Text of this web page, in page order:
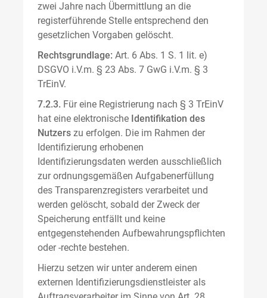
zwei Jahre nach Übermittlung an die
registerführende Stelle entsprechend den
gesetzlichen Vorgaben gelöscht.
Rechtsgrundlage: Art. 6 Abs. 1 S. 1 lit. e)
DSGVO i.V.m. § 23 Abs. 7 GwG i.V.m. § 3
TrEinV.
7.2.3. Für eine Registrierung nach § 3 TrEinV
hat eine elektronische Identifikation des
Nutzers zu erfolgen. Die im Rahmen der
Identifizierung erhobenen
Identifizierungsdaten werden ausschließlich
zur ordnungsgemäßen Aufgabenerfüllung
des Transparenzregisters verarbeitet und
werden gelöscht, sobald der Zweck der
Speicherung entfällt und keine
entgegenstehenden Aufbewahrungspflichten
oder -rechte bestehen.
Hierzu setzen wir unter anderem einen
externen Identifizierungsdienstleister als